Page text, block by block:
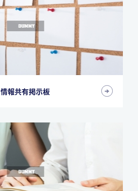
情報共有掲示板